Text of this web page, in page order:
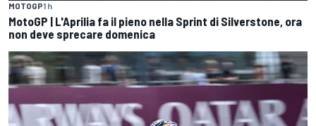
MOTOGP1 h
MotoGP | L'Aprilia fa il pieno nella Sprint di Silverstone, ora
non deve sprecare domenica